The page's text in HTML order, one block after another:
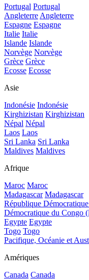
Portugal Portugal
Angleterre Angleterre
Espagne Espagne
Italie Italie
Islande Islande
Norvège Norvège
Grèce Grèce
Ecosse Ecosse
Asie
Indonésie Indonésie
Kirghizistan Kirghizistan
Népal Népal
Laos Laos
Sri Lanka Sri Lanka
Maldives Maldives
Afrique
Maroc Maroc
Madagascar Madagascar
République
Démocratique du Congo
Egypte Egypte
Togo Togo
Pacifique, Océanie et
Amériques
Canada Canada